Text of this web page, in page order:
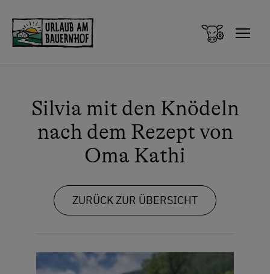
Silvia mit den Knödeln
nach dem Rezept von
Oma Kathi
ZURÜCK ZUR ÜBERSICHT